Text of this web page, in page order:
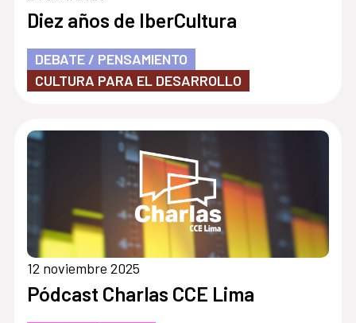
Diez años de IberCultura
DEBATE / PENSAMIENTO
CULTURA PARA EL DESARROLLO
12 noviembre 2025
Pódcast Charlas CCE Lima